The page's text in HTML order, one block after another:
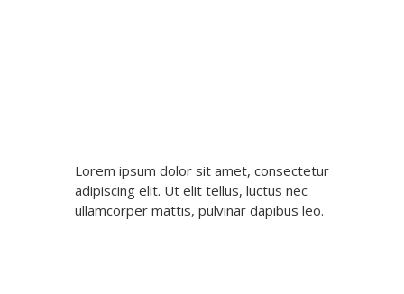
Lorem ipsum dolor sit amet, consectetur
adipiscing elit. Ut elit tellus, luctus nec
ullamcorper mattis, pulvinar dapibus leo.